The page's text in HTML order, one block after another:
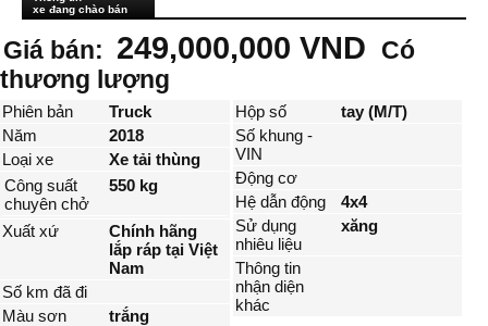
xe đang chào bán
Giá bán: 249,000,000 VND
Có
thương lượng
Phiên bản
Truck
Năm
2018
Loại xe
Xe tải thùng
Công suất
chuyên chở
550 kg
Xuất xứ
Chính hãng
lắp ráp tại Việt
Nam
Số km đã đi
Màu sơn
trắng
Hộp số
tay (M/T)
Số khung -
VIN
Động cơ
Hệ dẫn động
4x4
Sử dụng
nhiêu liệu
xăng
Thông tin
nhận diện
khác